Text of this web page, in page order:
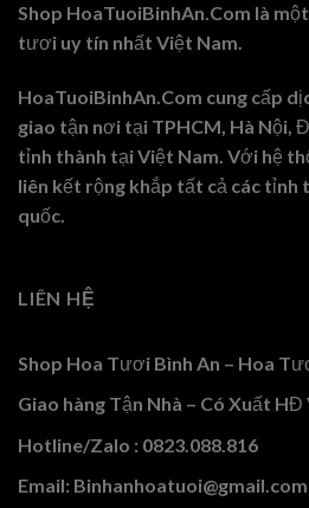
Shop HoaTuoiBinhAn.Com là
tươi uy tín nhất Việt Nam.
HoaTuoiBinhAn.Com cung cấp
giao tận nơi tại TPHCM, Hà Nội,
tỉnh thành tại Việt Nam. Với hệ
liên kết rộng khắp tất cả các tỉnh
quốc.
LIÊN HỆ
Shop Hoa Tươi Bình An – Hoa
Giao hàng Tận Nhà – Có Xuất HĐ
Hotline/Zalo : 0823.088.816
Email: Binhanhoatuoi@gmail.com